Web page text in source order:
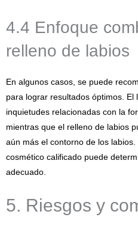
4.4 Enfoque
relleno de labios
En algunos casos, se puede
para lograr resultados óptimos.
inquietudes relacionadas con la
mientras que el relleno de labios
aún más el contorno de los
cosmético calificado puede
adecuado.
5. Riesgos y